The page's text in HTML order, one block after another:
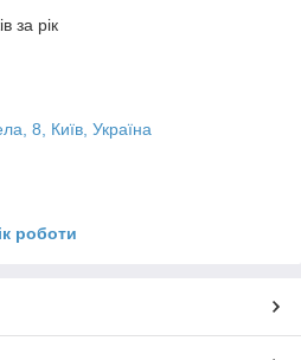
за рік
8, Київ, Україна
роботи